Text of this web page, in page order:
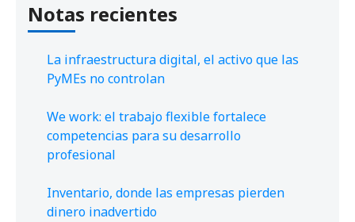
Notas recientes
La infraestructura digital, el activo que las
PyMEs no controlan
We work: el trabajo flexible fortalece
competencias para su desarrollo
profesional
Inventario, donde las empresas pierden
dinero inadvertido